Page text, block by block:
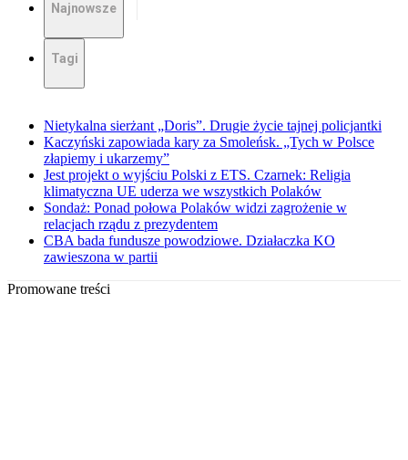
Najnowsze
Tagi
Nietykalna sierżant „Doris”. Drugie życie tajnej policjantki
Kaczyński zapowiada kary za Smoleńsk. „Tych w Polsce
złapiemy i ukarzemy”
Jest projekt o wyjściu Polski z ETS. Czarnek: Religia
klimatyczna UE uderza we wszystkich Polaków
Sondaż: Ponad połowa Polaków widzi zagrożenie w
relacjach rządu z prezydentem
CBA bada fundusze powodziowe. Działaczka KO
zawieszona w partii
Promowane treści